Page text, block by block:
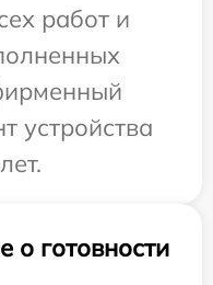
работ и
устройства
готовности